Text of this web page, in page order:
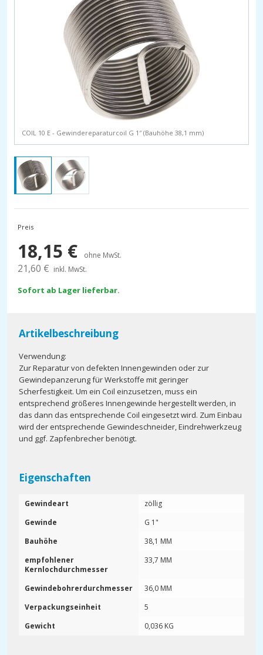
COIL 10 E - Gewindereparaturcoil G 1″ (Bauhöhe 38,1 mm)
Preis
18,15 € ohne MwSt.
21,60 € inkl. MwSt.
Sofort ab Lager lieferbar.
Artikelbeschreibung
Verwendung:
Zur Reparatur von defekten Innengewinden oder zur
Gewindepanzerung für Werkstoffe mit geringer
Scherfestigkeit. Um ein Coil einzusetzen, muss ein
entsprechend größeres Innengewinde hergestellt werden, in
das dann das entsprechende Coil eingesetzt wird. Zum Einbau
wird der entsprechende Gewindeschneider, Eindrehwerkzeug
und ggf. Zapfenbrecher benötigt.
Eigenschaften
Gewindeart
zöllig
Gewinde
G 1"
Bauhöhe
38,1 MM
empfohlener
Kernlochdurchmesser
33,7 MM
Gewindebohrerdurchmesser
36,0 MM
Verpackungseinheit
5
Gewicht
0,036 KG